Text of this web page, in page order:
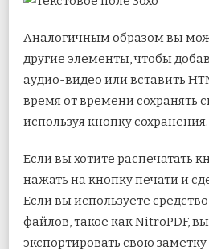
Аналогичным образом вы
другие элементы, чтобы
аудио-видео или вставить
время от времени сохранять
используя кнопку сохранения.
Если вы хотите распечатать
нажать на кнопку печати и
Если вы используете
файлов, такое как NitroPDF,
экспортировать свою заметку